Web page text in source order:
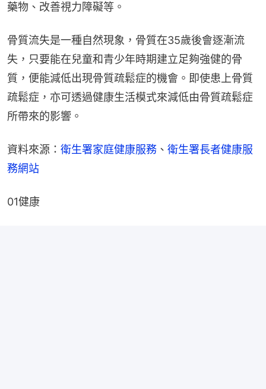
藥物、改善視力障礙等。
骨質流失是一種自然現象，骨質在35歲後會逐漸流
失，只要能在兒童和青少年時期建立足夠強健的骨
質，便能減低出現骨質疏鬆症的機會。即使患上骨質
疏鬆症，亦可透過健康生活模式來減低由骨質疏鬆症
所帶來的影響。
資料來源： 衛生署家庭健康服務 、 衛生署長者健康服
務網站
01健康